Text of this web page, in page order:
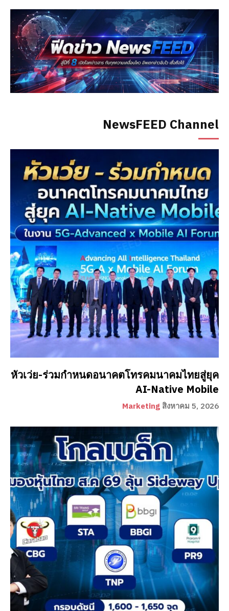
NewsFEED Channel
หัวเว่ย-ร่วมกำหนดอนาคตโทรคมนาคมไทยสู่ยุค
AI-Native Mobile
Marketing สิงหาคม 5, 2026